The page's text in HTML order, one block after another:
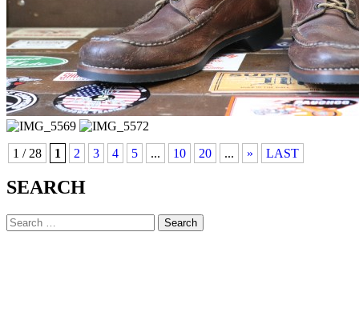
1 / 28 1 2 3 4 5 ... 10 20 ... » LAST
SEARCH